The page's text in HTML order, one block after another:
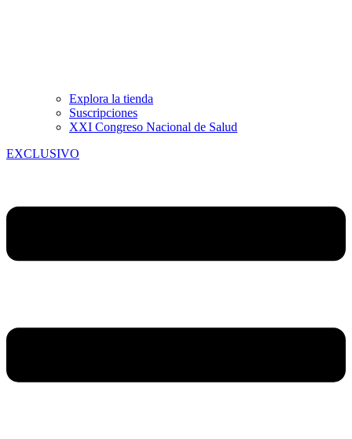
Explora la tienda
Suscripciones
XXI Congreso Nacional de Salud
EXCLUSIVO